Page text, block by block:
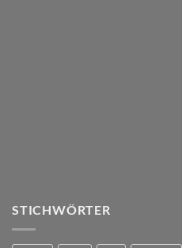
STICHWÖRTER